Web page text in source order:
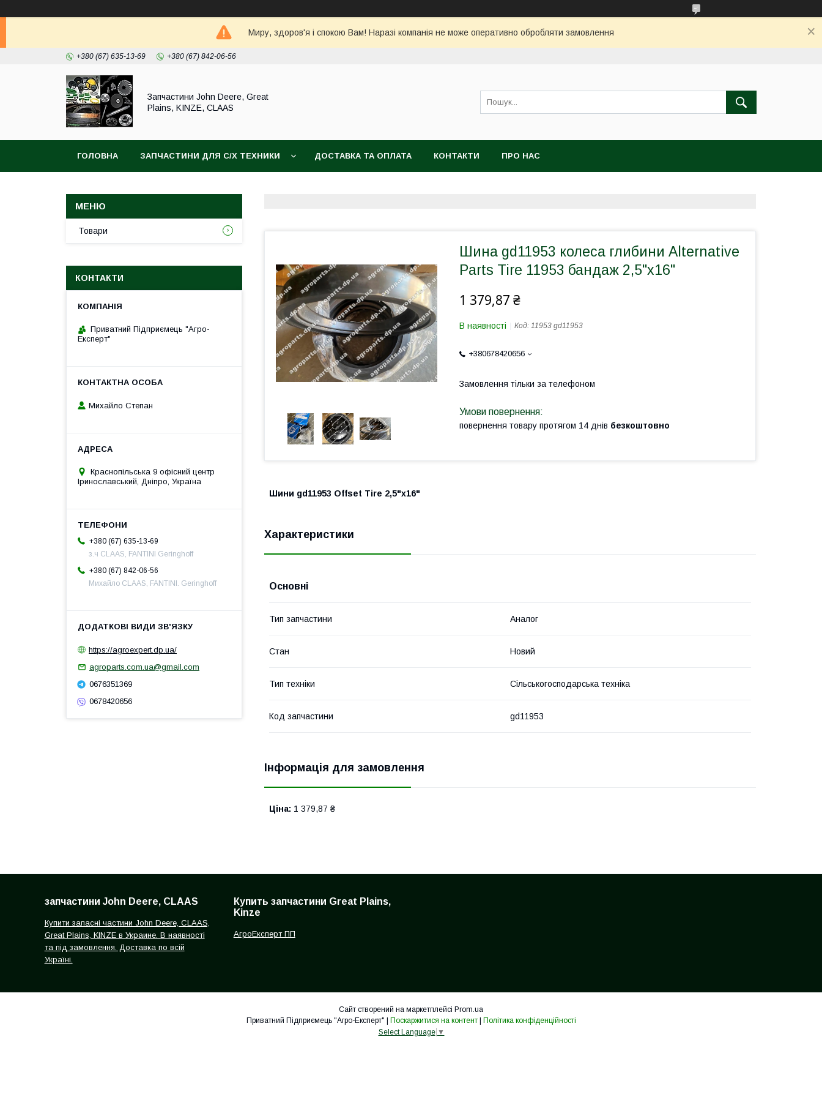
Миру, здоров'я і спокою Вам! Наразі компанія не може оперативно обробляти замовлення
+380 (67) 635-13-69 +380 (67) 842-06-56
Запчастини John Deere, Great
Plains, KINZE, CLAAS
ГОЛОВНА ЗАПЧАСТИНИ ДЛЯ С/Х ТЕХНИКИ ДОСТАВКА ТА ОПЛАТА КОНТАКТИ ПРО НАС
Шина gd11953 колеса глибини Alternative
Parts Tire 11953 бандаж 2,5"х16"
1 379,87 ₴
В наявності Код: 11953 gd11953
+380678420656
Замовлення тільки за телефоном
повернення товару протягом 14 днів безкоштовно
Шини gd11953 Offset Tire 2,5"х16"
Характеристики
Основні
Тип запчастини Аналог
Стан Новий
Тип техніки Сільськогосподарська техніка
Код запчастини gd11953
Інформація для замовлення
Ціна: 1 379,87 ₴
Товари
КОНТАКТИ
Приватний Підприємець "Агро-
Експерт"
Михайло Степан
Краснопільська 9 офісний центр
Іринославський, Дніпро, Україна
+380 (67) 635-13-69
з.ч CLAAS, FANTINI Geringhoff
+380 (67) 842-06-56
Михайло CLAAS, FANTINI. Geringhoff
https://agroexpert.dp.ua/
agroparts.com.ua@gmail.com
0676351369
0678420656
запчастини John Deere, CLAAS
Купити запасні частини John Deere, CLAAS,
Great Plains, KINZE в Украине. В наявності
та під замовлення. Доставка по всій
Україні.
Купить запчастини Great Plains,
Kinze
АгроЕксперт ПП
Сайт створений на маркетплейсі Prom.ua
Поскаржитися на контент
Політика конфіденційності
Select Language ▼